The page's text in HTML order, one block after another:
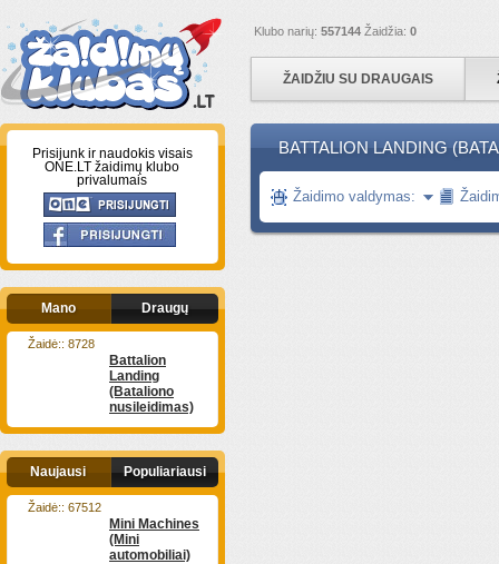
Klubo narių: 557144 Žaidžia: 0
ŽAIDŽIU SU DRAUGAIS
Prisijunk ir naudokis visais
ONE.LT žaidimų klubo
privalumais
Mano Draugų
Battalion
Landing
(Bataliono
nusileidimas)
Žaidė:: 8728
Naujausi Populiariausi
Mini Machines
(Mini
automobiliai)
Žaidė:: 67512
BATTALION LANDING
Žaidimo valdymas: